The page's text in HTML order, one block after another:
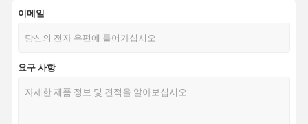
이메일
요구 사항